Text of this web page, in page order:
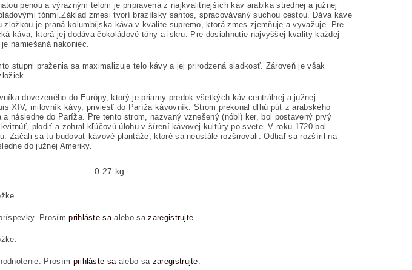
penou a výrazným telom je pripravená z najkvalitnejších káv arabika strednej a južnej
tónmi.Základ zmesi tvorí brazílsky santos, spracovávaný suchou cestou. Dáva káve
zložkou je praná kolumbíjska káva v kvalite supremo, ktorá zmes zjemňuje a vyvažuje. Pre
káva, ktorá jej dodáva čokoládové tóny a iskru. Pre dosiahnutie najvyššej kvality každej
namiešaná nakoniec.
stupni praženia sa maximalizuje telo kávy a jej prirodzená sladkosť. Zároveň je však
dovezeného do Európy, ktorý je priamy predok všetkých káv centrálnej a južnej
XIV, milovník kávy, priviesť do Paríža kávovník. Strom prekonal dlhú púť z arabského
následne do Paríža. Pre tento strom, nazvaný vznešený (nóbl) ker, bol postavený prvý
plodiť a zohral kľúčovú úlohu v šírení kávovej kultúry po svete. V roku 1720 bol
Začali sa tu budovať kávové plantáže, ktoré sa neustále rozširovali. Odtiaľ sa rozšíril na
do južnej Ameriky.
0.27 kg
Prosímprihláste saalebo sazaregistrujte.
Prosím prihláste saalebo sa zaregistrujte.